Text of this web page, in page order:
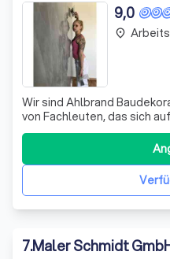
9,0
Wir sind Ahlbrand
von Fachleuten, das sich
Gebäuden spezialisiert
Leidenschaft für das
Raum in ein Kunstwerk.
Kreativität, Präzision und
place
7.Maler Schmidt